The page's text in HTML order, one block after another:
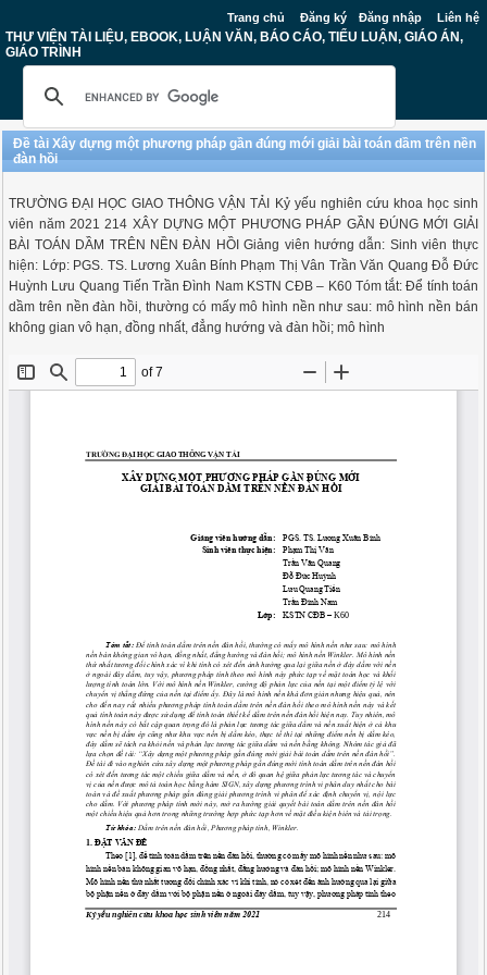
Trang chủ Đăng ký Đăng nhập Liên hệ
THƯ VIỆN TÀI LIỆU, EBOOK, LUẬN VĂN, BÁO CÁO, TIỂU LUẬN, GIÁO ÁN,
GIÁO TRÌNH
Đề tài Xây dựng một phương pháp gần đúng mới giải bài toán dầm trên nền
đàn hồi
TRƯỜNG ĐẠI HỌC GIAO THÔNG VẬN TẢI Kỷ yếu nghiên cứu khoa học sinh
viên năm 2021 214 XÂY DỰNG MỘT PHƯƠNG PHÁP GẦN ĐÚNG MỚI GIẢI
BÀI TOÁN DẦM TRÊN NỀN ĐÀN HỒI Giảng viên hướng dẫn: Sinh viên thực
hiện: Lớp: PGS. TS. Lương Xuân Bính Phạm Thị Vân Trần Văn Quang Đỗ Đức
Huỳnh Lưu Quang Tiến Trần Đình Nam KSTN CĐB – K60 Tóm tắt: Để tính toán
dầm trên nền đàn hồi, thường có mấy mô hình nền như sau: mô hình nền bán
không gian vô hạn, đồng nhất, đẳng hướng và đàn hồi; mô hình